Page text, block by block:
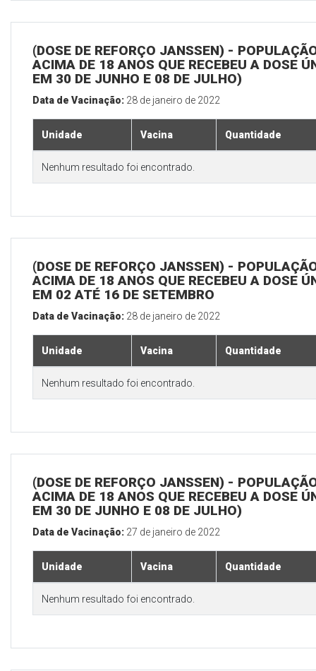
(DOSE DE REFORÇO JANSSEN) -
ACIMA DE 18 ANOS QUE RECEBEU A DOSE
EM 30 DE JUNHO E 08 DE JULHO)
Data de Vacinação: 28 de janeiro de 2022
Unidade Vacina Quantidade
Nenhum resultado foi encontrado.
(DOSE DE REFORÇO JANSSEN) -
ACIMA DE 18 ANOS QUE RECEBEU A DOSE
EM 02 ATÉ 16 DE SETEMBRO
Data de Vacinação: 28 de janeiro de 2022
Unidade Vacina Quantidade
Nenhum resultado foi encontrado.
(DOSE DE REFORÇO JANSSEN) -
ACIMA DE 18 ANOS QUE RECEBEU A DOSE
EM 30 DE JUNHO E 08 DE JULHO)
Data de Vacinação: 27 de janeiro de 2022
Unidade Vacina Quantidade
Nenhum resultado foi encontrado.